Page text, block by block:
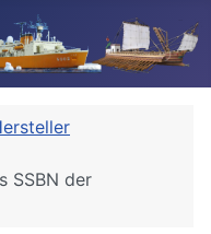
SSBN der